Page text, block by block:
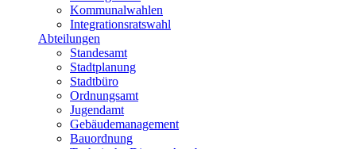
Kommunalwahlen
Integrationsratswahl
Abteilungen
Standesamt
Stadtplanung
Stadtbüro
Ordnungsamt
Jugendamt
Gebäudemanagement
Bauordnung